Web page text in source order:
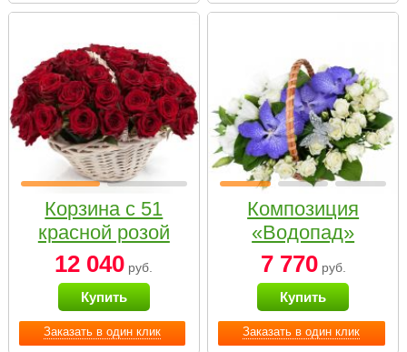
Заказать в один клик
Корзина с 51
красной розой
12 040 руб.
Купить
Заказать в один клик
Композиция
«Водопад»
7 770руб.
Купить